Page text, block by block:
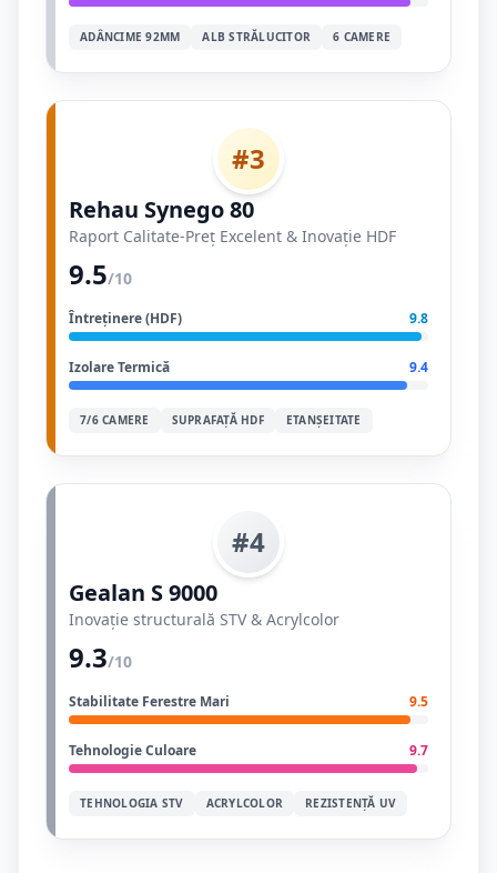
ADÂNCIME 92MM ALB STRĂLUCITOR 6 CAMERE
#3
Rehau Synego 80
Raport Calitate-Preț Excelent & Inovație HDF
9.5/10
Întreținere (HDF) 9.8
Izolare Termică 9.4
7/6 CAMERE SUPRAFAȚĂ HDF ETANȘEITATE
#4
Gealan S 9000
Inovație structurală STV & Acrylcolor
9.3/10
Stabilitate Ferestre Mari 9.5
Tehnologie Culoare 9.7
TEHNOLOGIA STV ACRYLCOLOR REZISTENȚĂ UV